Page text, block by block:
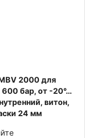
2000 для
600 бар, от -20°…
витон,
24 мм